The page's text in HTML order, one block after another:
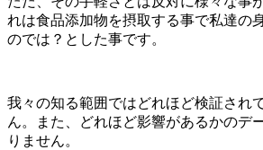
れは食品添加物を摂取する事で私達の
のでは？とした事です。
我々の知る範囲ではどれほど検証され
ん。また、どれほど影響があるかのデ
りません。